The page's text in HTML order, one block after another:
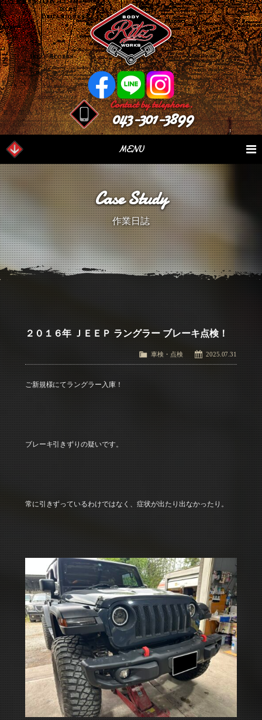
Contact by telephone.
043-301-3899
MENU
Our Serivce
業務内容 Stock List
在庫車情報
Parts Sales
パーツ情報 Case Study
作業日誌
Blog
つぶやき Factory
会社概要
Access お問い合わせ
Case Study
作業日誌
２０１６年 ＪＥＥＰ ラングラー ブレーキ点検！
2025.07.31
車検・点検
ご新規様にてラングラー入庫！
ブレーキ引きずりの疑いです。
常に引きずっているわけではなく、症状が出たり出なかったり。